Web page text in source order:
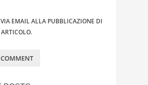
EMAIL ALLA PUBBLICAZIONE DI